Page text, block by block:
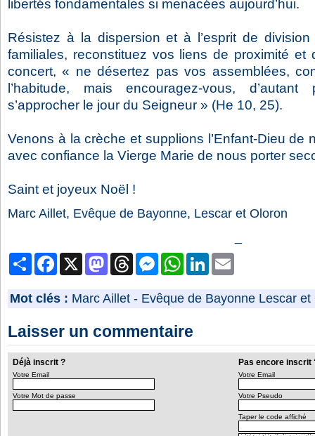
libertés fondamentales si menacées aujourd’hui.
Résistez à la dispersion et à l’esprit de
familiales, reconstituez vos liens de proximité et
concert, « ne désertez pas vos assemblées,
l’habitude, mais encouragez-vous,
s’approcher le jour du Seigneur » (He 10, 25).
Venons à la crèche et supplions l’Enfant-Dieu de
avec confiance la Vierge Marie de nous porter
Saint et joyeux Noël !
Marc Aillet, Evêque de Bayonne, Lescar et Oloron
PartagerFacebook MastodonThreads MessengerWhatsAppLinkedIn
Mot clés : Marc Aillet - Evêque de Bayonne Lescar et
Laisser un commentaire
Déjà inscrit ? Pas encore inscrit
Votre Email
Votre Mot de passe
Votre Email
Votre Pseudo
Taper le code affiché